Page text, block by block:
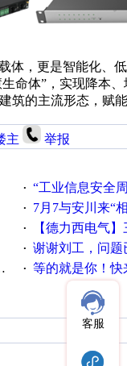
体，更是智能化、
命体”，实现降本
筑的主流形态，赋
主 举报
· “工业信息安全周之我见”
· 7月7与安川来“
· 【德力西电气】三
· 谢谢刘工，问题
· 等的就是你！快来
客服